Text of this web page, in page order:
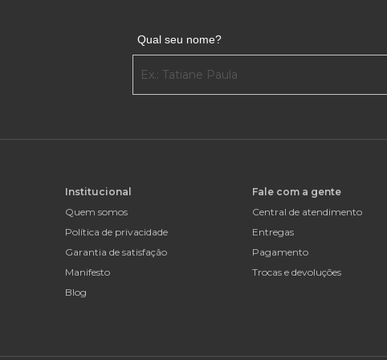
Qual seu nome?
Institucional
Quem somos
Política de privacidade
Garantia de satisfação
Manifesto
Blog
Fale com a gente
Central de atendimento
Entregas
Pagamento
Trocas e devoluções